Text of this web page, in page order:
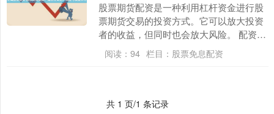
股票期货配资是一种利用杠杆资金进行股
票期货交易的投资方式。它可以放大投资
者的收益，但同时也会放大风险。 配资的
回报是根据投资者交易的盈利情况来决定
的，投资者可以....
阅读： 94 栏目： 股票免息配资
共 1 页/1 条记录